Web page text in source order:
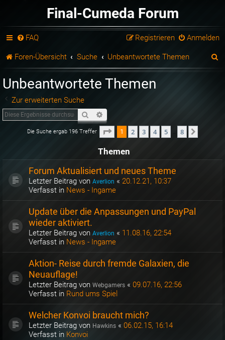
Final-Cumeda Forum
FAQ Anmelden
Registrieren
Foren-Übersicht Suche Unbeantwortete Themen
Unbeantwortete Themen
Zur erweiterten Suche
Suche
Die Suche ergab 196 Treffer Seite 1von
1 2 3 4 5 … 8
Themen
Forum Aktualisiert und neues Theme
Letzter Beitrag von Averlion « 20.12.21, 10:37
Verfasst in News - Ingame
Update über die Anpassungen und PayPal
wieder aktiviert.
Letzter Beitrag von Averlion « 11.08.16, 22:54
Verfasst in News - Ingame
Aktion- Reise durch fremde Galaxien, die
Neuauflage!
Letzter Beitrag von Webgamers « 09.07.16, 22:56
Verfasst in Rund ums Spiel
Welcher Konvoi braucht mich?
Letzter Beitrag von Hawkins « 06.02.15, 16:14
Verfasst in Konvoi